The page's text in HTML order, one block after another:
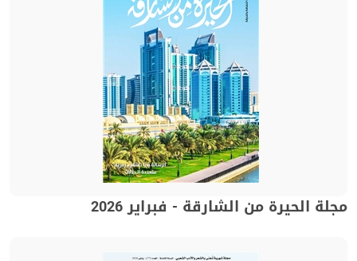
مجلة الحيرة من الشارقة - فبراير 2026